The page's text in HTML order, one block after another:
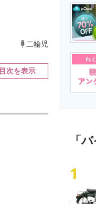
二輪児
目次を表示
「
1